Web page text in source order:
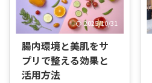
2025/10/31
腸内環境と美肌をサ
プリで整える効果と
活用方法